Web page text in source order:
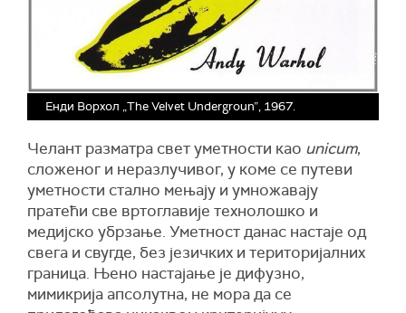
Енди Ворхол „The Velvet Undergroun”, 1967.
Челант разматра свет уметности као unicum,
сложеног и неразлучивог, у коме се путеви
уметности стално мењају и умножавају
пратећи све вртоглавије технолошко и
медијско убрзање. Уметност данас настаје од
свега и свугде, без језичких и територијалних
граница. Њено настајање је дифузно,
мимикрија апсолутна, не мора да се